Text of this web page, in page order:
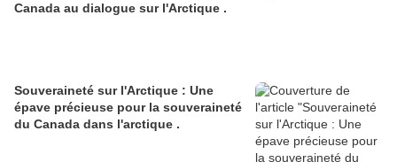
Canada au dialogue sur l'Arctique .
Souveraineté sur l'Arctique : Une
épave précieuse pour la souveraineté
du Canada dans l'arctique .